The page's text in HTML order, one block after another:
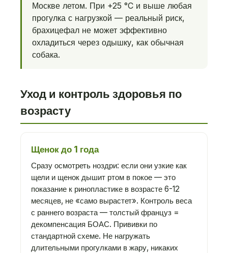
Москве летом. При +25 °C и выше любая
прогулка с нагрузкой — реальный риск,
брахицефал не может эффективно
охладиться через одышку, как обычная
собака.
Уход и контроль здоровья по
возрасту
Щенок до 1 года
Сразу осмотреть ноздри: если они узкие как
щели и щенок дышит ртом в покое — это
показание к ринопластике в возрасте 6-12
месяцев, не «само вырастет». Контроль веса
с раннего возраста — толстый француз =
декомпенсация БОАС. Прививки по
стандартной схеме. Не нагружать
длительными прогулками в жару, никаких